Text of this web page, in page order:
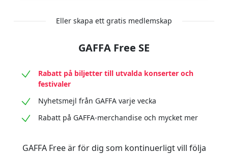
Eller skapa ett gratis medlemskap
GAFFA Free SE
Rabatt på biljetter till utvalda konserter och
festivaler
Nyhetsmejl från GAFFA varje vecka
Rabatt på GAFFA-merchandise och mycket mer
GAFFA Free är för dig som kontinuerligt vill följa